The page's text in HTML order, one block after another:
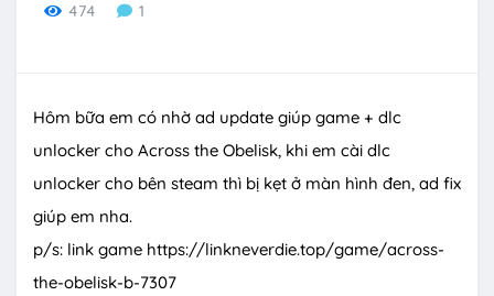
474 1
Hôm bữa em có nhờ ad update giúp game + dlc
unlocker cho Across the Obelisk, khi em cài dlc
unlocker cho bên steam thì bị kẹt ở màn hình đen, ad fix
giúp em nha.
p/s: link game https://linkneverdie.top/game/across-
the-obelisk-b-7307